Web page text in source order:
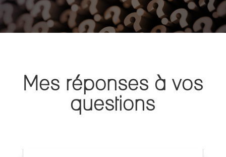
Mes réponses à vos
questions